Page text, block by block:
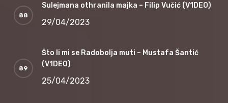
Sulejmana othranila majka – Filip Vučić (V1DEO)
29/04/2023
Što li mi se Radobolja muti – Mustafa Šantić
(V1DEO)
25/04/2023